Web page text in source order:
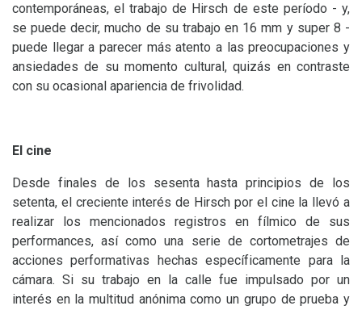
contemporáneas, el trabajo de Hirsch de este período - y,
se puede decir, mucho de su trabajo en 16 mm y super 8 -
puede llegar a parecer más atento a las preocupaciones y
ansiedades de su momento cultural, quizás en contraste
con su ocasional apariencia de frivolidad.
El cine
Desde finales de los sesenta hasta principios de los
setenta, el creciente interés de Hirsch por el cine la llevó a
realizar los mencionados registros en fílmico de sus
performances, así como una serie de cortometrajes de
acciones performativas hechas específicamente para la
cámara. Si su trabajo en la calle fue impulsado por un
interés en la multitud anónima como un grupo de prueba y